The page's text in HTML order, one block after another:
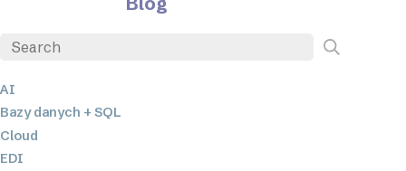
AI
Bazy danych + SQL
Cloud
EDI